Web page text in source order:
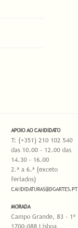
APOIO AO CANDIDATO
T: (+351) 210 102 540
das 10.00 - 12.00 das
14.30 - 16.00
2.ª a 6.ª (exceto
feriados)
CANDIDATURAS@DGARTES.PT
MORADA
Campo Grande, 83 - 1º
1700-088 Lisboa